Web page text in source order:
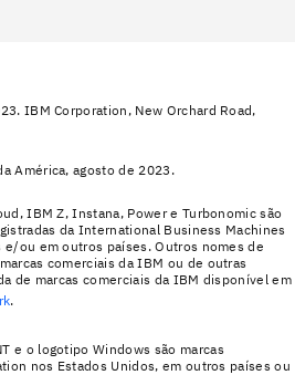
IBM Corporation, New Orchard Road,
América, agosto de 2023.
IBM Z, Instana, Power e Turbonomic são
da International Business Machines
e/ou em outros países. Outros nomes de
comerciais da IBM ou de outras
de marcas comerciais da IBM disponível em
.
e o logotipo Windows são marcas
nos Estados Unidos, em outros países ou